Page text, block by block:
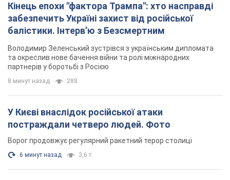
Кінець епохи "фактора Трампа": хто насправді
забезпечить Україні захист від російської
балістики. Інтерв’ю з Безсмертним
Володимир Зеленський зустрівся з українським дипломата
та окреслив нове бачення війни та ролі міжнародних
партнерів у боротьбі з Росією
8 минут назад 288
У Києві внаслідок російської атаки
постраждали четверо людей. Фото
Ворог продовжує регулярний ракетний терор столиці
6 минут назад 3,6 т.